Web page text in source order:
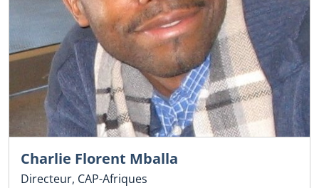
Charlie Florent Mballa
Directeur, CAP-Afriques